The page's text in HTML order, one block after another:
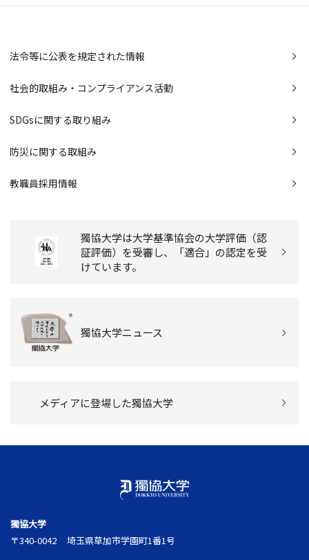
法令等に公表を規定された情報
社会的取組み・コンプライアンス活動
SDGsに関する取り組み
防災に関する取組み
教職員採用情報
獨協大学は大学基準協会の大学評価（認
証評価）を受審し、「適合」の認定を受
けています。
獨協大学ニュース
メディアに登場した獨協大学
獨協大学
〒340-0042
埼玉県草加市学園町1番1号